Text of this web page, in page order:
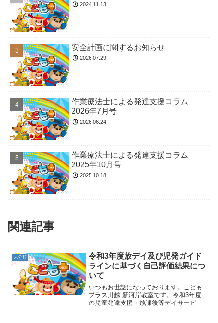
2024.11.13
安全計画に関するお知らせ
2026.07.29
作業療法士による発達支援コラム
2026年7月号
2026.06.24
作業療法士による発達支援コラム
2025年10月号
2025.10.18
関連記事
未分類
令和3年度放デイ及び児発ガイド
ラインに基づく自己評価結果につ
いて
いつもお世話になっております。こども
プラス川越 新河岸教室です。令和3年度
の児童発達支援・放課後等デイサービス